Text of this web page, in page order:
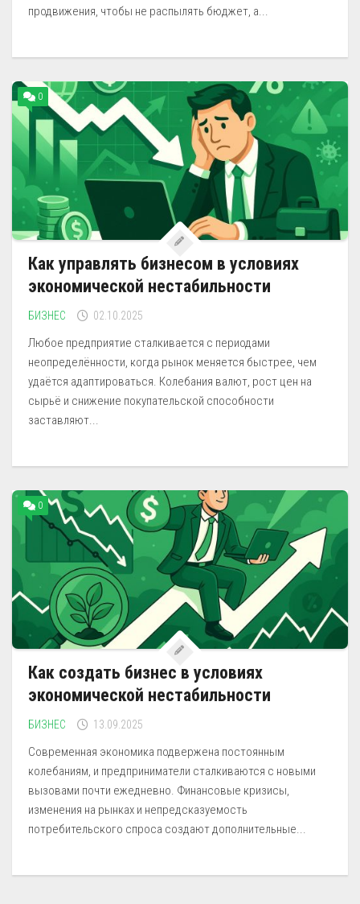
продвижения, чтобы не распылять бюджет, а...
0
Как управлять бизнесом в условиях
экономической нестабильности
БИЗНЕС 02.10.2025
Любое предприятие сталкивается с периодами
неопределённости, когда рынок меняется быстрее, чем
удаётся адаптироваться. Колебания валют, рост цен на
сырьё и снижение покупательской способности
заставляют...
0
Как создать бизнес в условиях
экономической нестабильности
БИЗНЕС 13.09.2025
Современная экономика подвержена постоянным
колебаниям, и предприниматели сталкиваются с новыми
вызовами почти ежедневно. Финансовые кризисы,
изменения на рынках и непредсказуемость
потребительского спроса создают дополнительные...